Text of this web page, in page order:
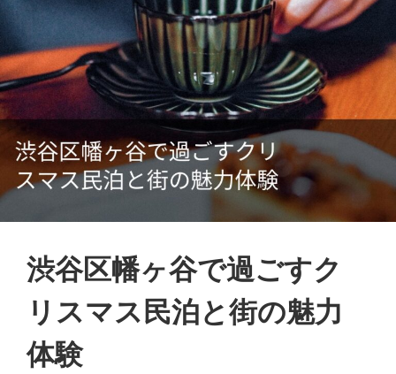
渋谷区幡ヶ谷で過ごすク
リスマス民泊と街の魅力
体験